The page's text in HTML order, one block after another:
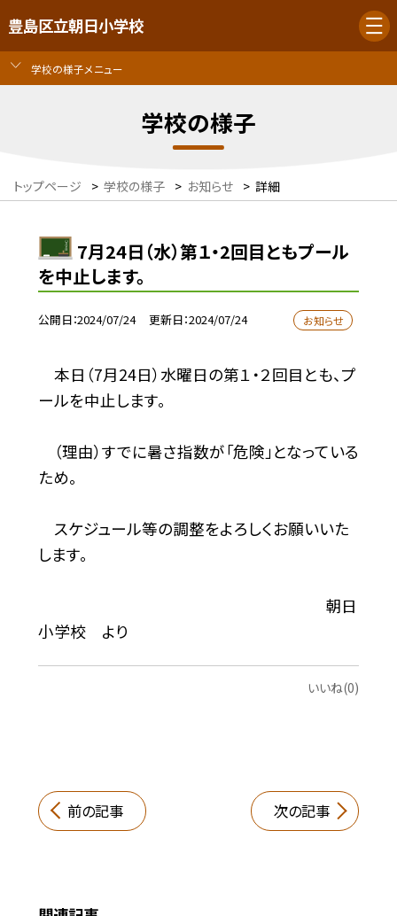
豊島区立朝日小学校
学校の様子メニュー
学校の様子
トップページ > 学校の様子 > お知らせ > 詳細
7月24日（水）第１・2回目ともプール
を中止します。
公開日 2024/07/24 更新日 2024/07/24 お知らせ
本日（7月24日）水曜日の第１・２回目とも、プ
ールを中止します。
（理由）すでに暑さ指数が「危険」となっている
ため。
スケジュール等の調整をよろしくお願いいた
します。
朝日
小学校 より
いいね(0)
前の記事 次の記事